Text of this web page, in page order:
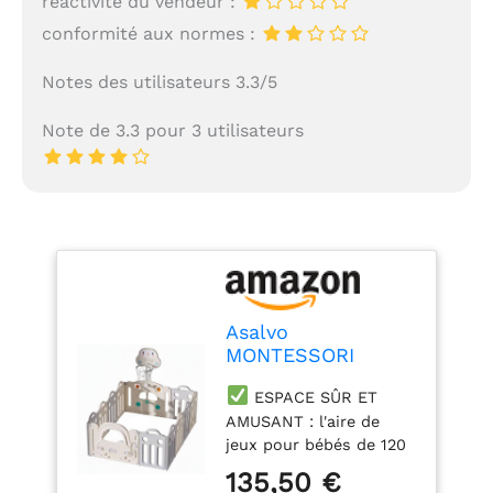
conformité aux normes :
Notes des utilisateurs 3.3/5
Note de 3.3 pour 3 utilisateurs
Asalvo
MONTESSORI
pour bébés, Centre
d'activités, 160 x
120 cm, extensible,
Terrain de jeux,
ESPACE SÛR ET
AMUSANT : l'aire de
jeux pour bébés de 120
135,50 €